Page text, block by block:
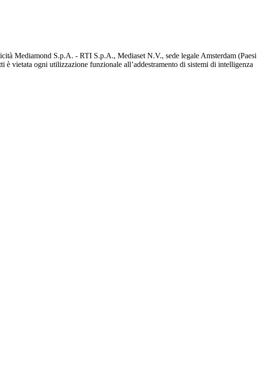
Mediamond S.p.A. - RTI S.p.A., Mediaset N.V., sede legale Amsterdam (Paesi
è vietata ogni utilizzazione funzionale all’addestramento di sistemi di intelligenza